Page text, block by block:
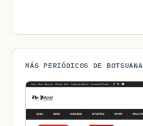
MÁS PERIÓDICOS DE BOTSUANA